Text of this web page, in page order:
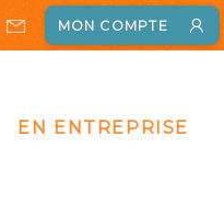
MON COMPTE
EN ENTREPRISE